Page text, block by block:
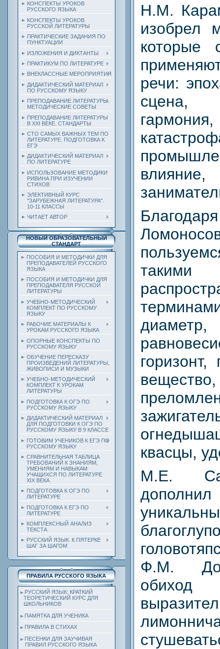
КОНСПЕКТЫ УРОКОВ
РУССКОГО ЯЗЫКА
КОНСПЕКТЫ УРОКОВ
РУССКОЙ ЛИТЕРАТУРЫ
ПРАКТИЧЕСКИЕ ЗАДАНИЯ ПО
ПУНКТУАЦИИ
ИЗЛОЖЕНИЯ И ДИКТАНТЫ
ПРАКТИКУМ ПО ЛИТЕРАТУРЕ
ВНЕКЛАССНЫЕ МЕРОПРИЯТИЯ
ДИДАКТИЧЕСКИЙ МАТЕРИАЛ
ПО РУССКОМУ ЯЗЫКУ
ПРЕПОДАВАНИЕ ЛИТЕРАТУРЫ.
МЕТОДИЧЕСКИЕ СОВЕТЫ
ПРЕПОДАВАНИЕ ЛИТЕРАТУРЫ
В XXI ВЕКЕ. СТАНДАРТЫ
СТО САМЫХ ВАЖНЫХ ТЕМ ПО
ЛИТЕРАТУРЕ. ПОДГОТОВКА К
ЕГЭ
ДИДАКТИЧЕСКИЙ МАТЕРИАЛ
ПО ЛИТЕРАТУРЕ
ИСПОЛЬЗОВАНИЕ МЕТОДИКИ
РИВИНА ПРИ ИЗУЧЕНИИ
СТИХОВ
ЭЛЕКТИВНЫЙ КУРС
"ЗАРУБЕЖНАЯ ЛИТЕРАТУРА".
10-11 КЛАССЫ
ЧИТАЕТ АВТОР
НОВЫЙ ОБРАЗОВАТЕЛЬНЫЙ
СТАНДАРТ
ПОСОБИЯ И МЕТОДИЧКИ ДЛЯ
ПРЕПОДАВАТЕЛЕЙ РУССКОГО
ЯЗЫКА
ПОСОБИЯ И МЕТОДИЧКИ ДЛЯ
ПРЕПОДАВАТЕЛЯ РУССКОЙ
ЛИТЕРАТУРЫ
УЧЕБНО-МЕТОДИЧЕСКИЙ
КОМПЛЕКТ ПО РУССКОМУ
ЯЗЫКУ
РАБОЧИЕ МАТЕРИАЛЫ К
УРОКАМ РУССКОГО ЯЗЫКА
ОПОРНЫЕ КОНСПЕКТЫ ПО
РУССКОМУ ЯЗЫКУ
ОБУЧЕНИЕ ПЕРЕСКАЗУ
ПРОИЗВЕДЕНИЙ ЛИТЕРАТУРЫ,
ЖИВОПИСИ И МУЗЫКИ
УЧЕБНО-МЕТОДИЧЕСКИЙ
КОМПЛЕКТ К УРОКАМ
ЛИТЕРАТУРЫ
ПОДГОТОВКА К ОГЭ ПО
РУССКОМУ ЯЗЫКУ
ДИДАКТИЧЕСКИЙ МАТЕРИАЛ
ДЛЯ ПОДГОТОВКИ К ОГЭ ПО
РУССКОМУ ЯЗЫКУ В 9 КЛАССЕ
ГОТОВИМ УЧЕНИКОВ К ЕГЭ ПО
РУССКОМУ ЯЗЫКУ
СРАВНИТЕЛЬНАЯ ТАБЛИЦА
ТРЕБОВАНИЙ К ЗНАНИЯМ,
УМЕНИЯМ И НАВЫКАМ
УЧАЩИХСЯ ПО ЛИТЕРАТУРЕ
ХIХ ВЕКА
ПОДГОТОВКА К ОГЭ ПО
ЛИТЕРАТУРЕ
ПОДГОТОВКА К ЕГЭ ПО
ЛИТЕРАТУРЕ
КОМПЛЕКСНЫЙ АНАЛИЗ
ТЕКСТА
РУССКИЙ ЯЗЫК. К ПЯТЕРКЕ
ШАГ ЗА ШАГОМ
ПРАВИЛА РУССКОГО ЯЗЫКА
РУССКИЙ ЯЗЫК: КРАТКИЙ
ТЕОРЕТИЧЕСКИЙ КУРС ДЛЯ
ШКОЛЬНИКОВ
ПАМЯТКА ДЛЯ УЧЕНИКА
ПРАВИЛА В СТИХАХ
ПЕСЕНКИ ДЛЯ ЗАУЧИВАЯ
ПРАВИЛ РУССКОГО ЯЗЫКА
Н.М.
изобрел
которые
речи:
сцена,
влияние,
такими
горизонт,
квасцы,
М.Е.
Ф.М.